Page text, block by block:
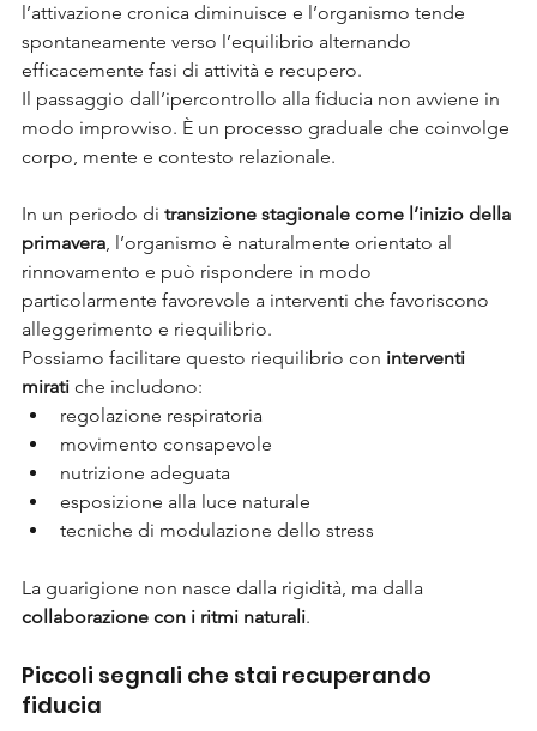
l’attivazione cronica diminuisce e l’organismo tende
spontaneamente verso l’equilibrio alternando
efficacemente fasi di attività e recupero.
Il passaggio dall’ipercontrollo alla fiducia non avviene in
modo improvviso. È un processo graduale che coinvolge
corpo, mente e contesto relazionale.
In un periodo di transizione stagionale come l’inizio della
primavera, l’organismo è naturalmente orientato al
rinnovamento e può rispondere in modo
particolarmente favorevole a interventi che favoriscono
alleggerimento e riequilibrio.
Possiamo facilitare questo riequilibrio con interventi
mirati che includono:
regolazione respiratoria
movimento consapevole
nutrizione adeguata
esposizione alla luce naturale
tecniche di modulazione dello stress
La guarigione non nasce dalla rigidità, ma dalla
collaborazione con i ritmi naturali.
Piccoli segnali che stai recuperando
fiducia